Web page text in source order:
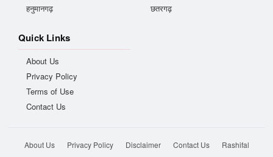
हनुमानगढ़
छतरगढ़
Quick Links
About Us
Privacy Policy
Terms of Use
Contact Us
About Us Privacy Policy Disclaimer Contact Us
Rashifal